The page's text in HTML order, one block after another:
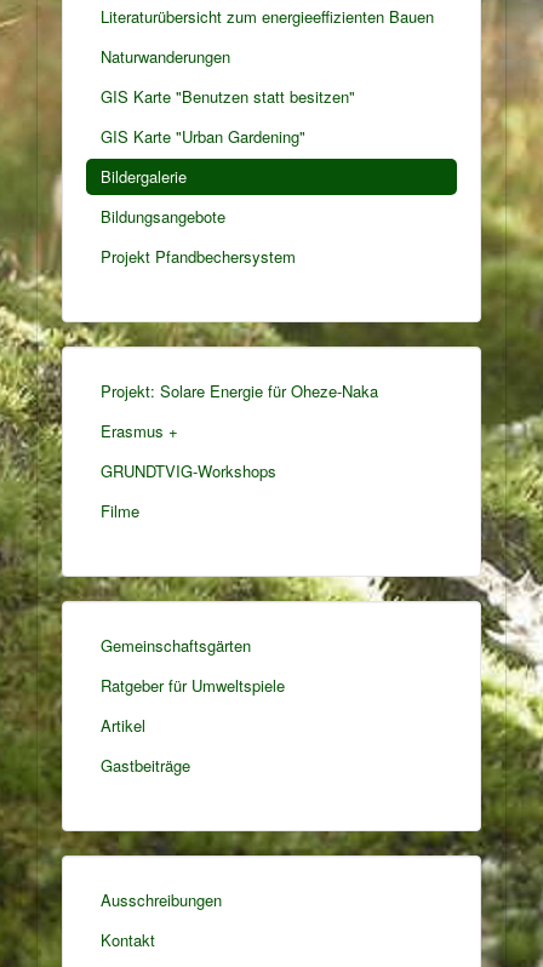
Literaturübersicht zum energieeffizienten Bauen
Naturwanderungen
GIS Karte "Benutzen statt besitzen"
GIS Karte "Urban Gardening"
Bildergalerie
Bildungsangebote
Projekt Pfandbechersystem
Projekt: Solare Energie für Oheze-Naka
Erasmus +
GRUNDTVIG-Workshops
Filme
Gemeinschaftsgärten
Ratgeber für Umweltspiele
Artikel
Gastbeiträge
Ausschreibungen
Kontakt